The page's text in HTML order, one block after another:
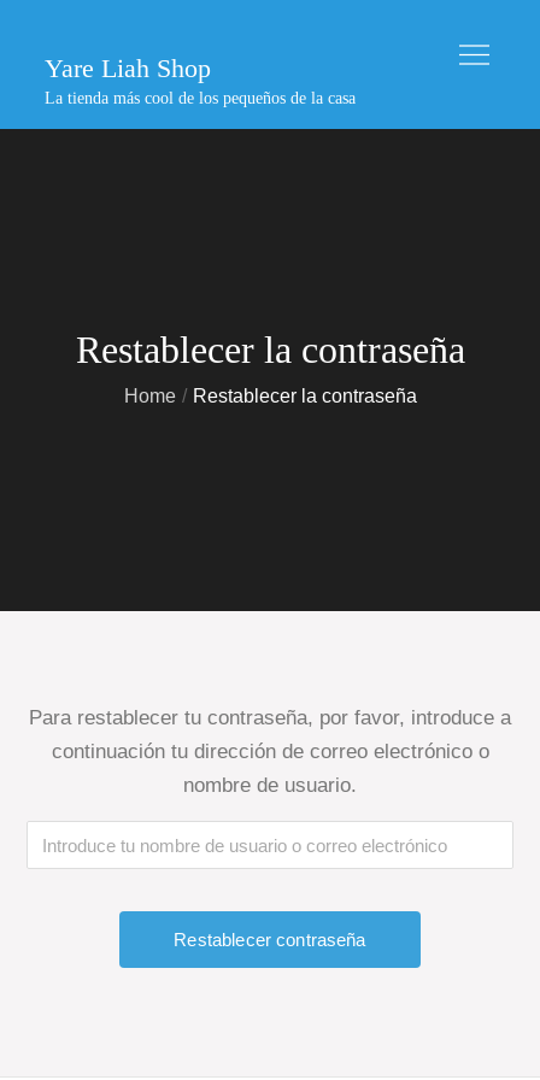
contentYare Liah Shop
La tienda más cool de los pequeños de la casa
Restablecer la contraseña
Home Restablecer la contraseña
Para restablecer tu contraseña, por favor, introduce a
continuación tu dirección de correo electrónico o
nombre de usuario.